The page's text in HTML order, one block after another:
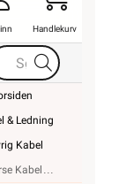
Handlekurv
& Ledning
Kabel
Kabel